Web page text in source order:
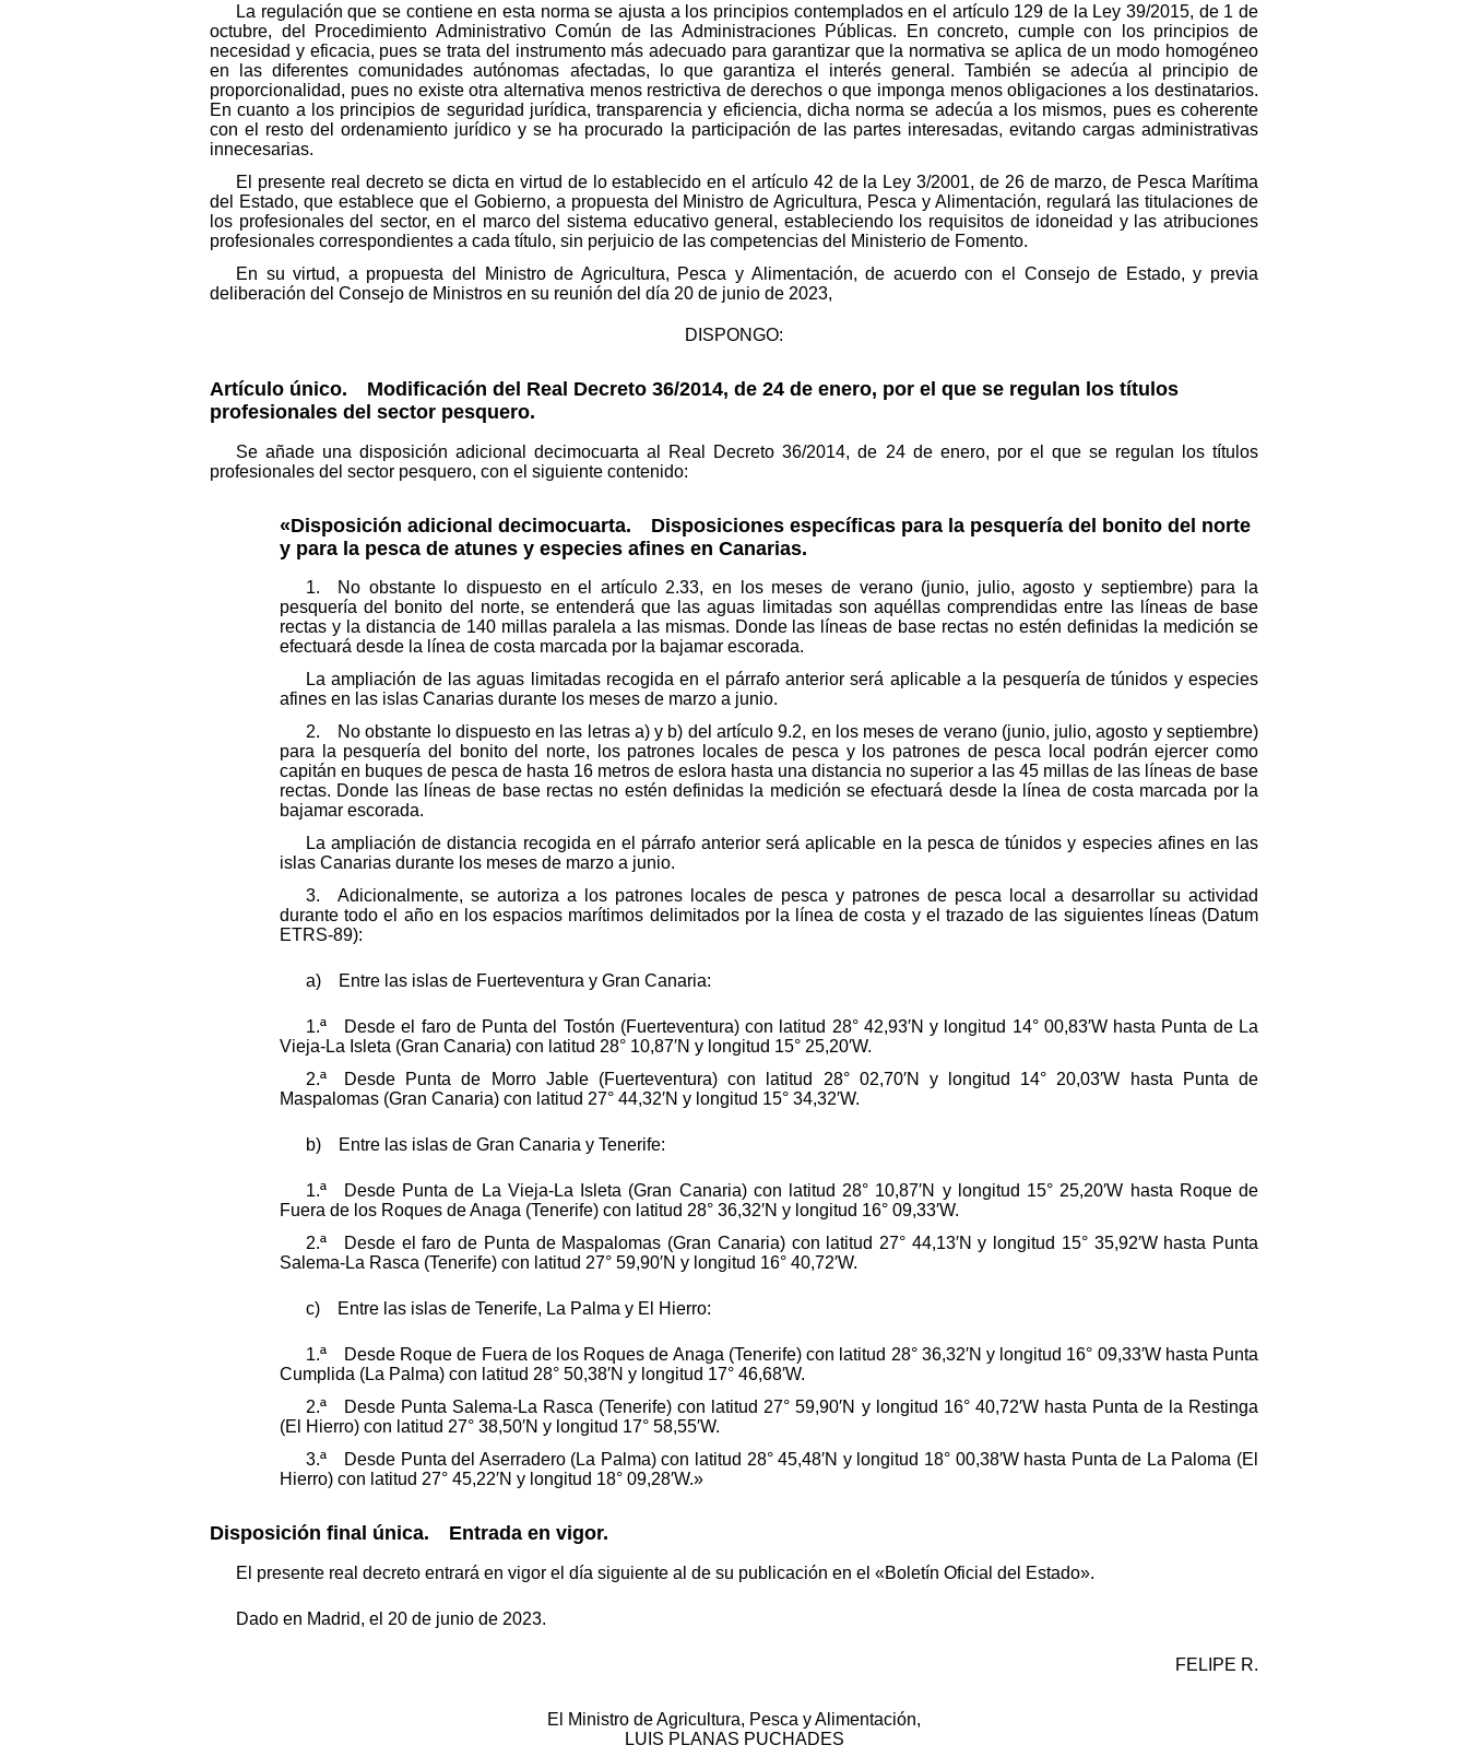
La regulación que se contiene en esta norma se ajusta a los principios contemplados en el artículo 129 de la Ley 39/2015, de 1 de
octubre, del Procedimiento Administrativo Común de las Administraciones Públicas. En concreto, cumple con los principios de
necesidad y eficacia, pues se trata del instrumento más adecuado para garantizar que la normativa se aplica de un modo homogéneo
en las diferentes comunidades autónomas afectadas, lo que garantiza el interés general. También se adecúa al principio de
proporcionalidad, pues no existe otra alternativa menos restrictiva de derechos o que imponga menos obligaciones a los destinatarios.
En cuanto a los principios de seguridad jurídica, transparencia y eficiencia, dicha norma se adecúa a los mismos, pues es coherente
con el resto del ordenamiento jurídico y se ha procurado la participación de las partes interesadas, evitando cargas administrativas
innecesarias.
El presente real decreto se dicta en virtud de lo establecido en el artículo 42 de la Ley 3/2001, de 26 de marzo, de Pesca Marítima
del Estado, que establece que el Gobierno, a propuesta del Ministro de Agricultura, Pesca y Alimentación, regulará las titulaciones de
los profesionales del sector, en el marco del sistema educativo general, estableciendo los requisitos de idoneidad y las atribuciones
profesionales correspondientes a cada título, sin perjuicio de las competencias del Ministerio de Fomento.
En su virtud, a propuesta del Ministro de Agricultura, Pesca y Alimentación, de acuerdo con el Consejo de Estado, y previa
deliberación del Consejo de Ministros en su reunión del día 20 de junio de 2023,
DISPONGO:
Artículo único. Modificación del Real Decreto 36/2014, de 24 de enero, por el que se regulan los títulos
profesionales del sector pesquero.
Se añade una disposición adicional decimocuarta al Real Decreto 36/2014, de 24 de enero, por el que se regulan los títulos
profesionales del sector pesquero, con el siguiente contenido:
«Disposición adicional decimocuarta. Disposiciones específicas para la pesquería del bonito del norte
y para la pesca de atunes y especies afines en Canarias.
1. No obstante lo dispuesto en el artículo 2.33, en los meses de verano (junio, julio, agosto y septiembre) para la
pesquería del bonito del norte, se entenderá que las aguas limitadas son aquéllas comprendidas entre las líneas de base
rectas y la distancia de 140 millas paralela a las mismas. Donde las líneas de base rectas no estén definidas la medición se
efectuará desde la línea de costa marcada por la bajamar escorada.
La ampliación de las aguas limitadas recogida en el párrafo anterior será aplicable a la pesquería de túnidos y especies
afines en las islas Canarias durante los meses de marzo a junio.
2. No obstante lo dispuesto en las letras a) y b) del artículo 9.2, en los meses de verano (junio, julio, agosto y septiembre)
para la pesquería del bonito del norte, los patrones locales de pesca y los patrones de pesca local podrán ejercer como
capitán en buques de pesca de hasta 16 metros de eslora hasta una distancia no superior a las 45 millas de las líneas de base
rectas. Donde las líneas de base rectas no estén definidas la medición se efectuará desde la línea de costa marcada por la
bajamar escorada.
La ampliación de distancia recogida en el párrafo anterior será aplicable en la pesca de túnidos y especies afines en las
islas Canarias durante los meses de marzo a junio.
3. Adicionalmente, se autoriza a los patrones locales de pesca y patrones de pesca local a desarrollar su actividad
durante todo el año en los espacios marítimos delimitados por la línea de costa y el trazado de las siguientes líneas (Datum
ETRS-89):
a) Entre las islas de Fuerteventura y Gran Canaria:
1.ª Desde el faro de Punta del Tostón (Fuerteventura) con latitud 28° 42,93′N y longitud 14° 00,83′W hasta Punta de La
Vieja-La Isleta (Gran Canaria) con latitud 28° 10,87′N y longitud 15° 25,20′W.
2.ª Desde Punta de Morro Jable (Fuerteventura) con latitud 28° 02,70′N y longitud 14° 20,03′W hasta Punta de
Maspalomas (Gran Canaria) con latitud 27° 44,32′N y longitud 15° 34,32′W.
b) Entre las islas de Gran Canaria y Tenerife:
1.ª Desde Punta de La Vieja-La Isleta (Gran Canaria) con latitud 28° 10,87′N y longitud 15° 25,20′W hasta Roque de
Fuera de los Roques de Anaga (Tenerife) con latitud 28° 36,32′N y longitud 16° 09,33′W.
2.ª Desde el faro de Punta de Maspalomas (Gran Canaria) con latitud 27° 44,13′N y longitud 15° 35,92′W hasta Punta
Salema-La Rasca (Tenerife) con latitud 27° 59,90′N y longitud 16° 40,72′W.
c) Entre las islas de Tenerife, La Palma y El Hierro:
1.ª Desde Roque de Fuera de los Roques de Anaga (Tenerife) con latitud 28° 36,32′N y longitud 16° 09,33′W hasta Punta
Cumplida (La Palma) con latitud 28° 50,38′N y longitud 17° 46,68′W.
2.ª Desde Punta Salema-La Rasca (Tenerife) con latitud 27° 59,90′N y longitud 16° 40,72′W hasta Punta de la Restinga
(El Hierro) con latitud 27° 38,50′N y longitud 17° 58,55′W.
3.ª Desde Punta del Aserradero (La Palma) con latitud 28° 45,48′N y longitud 18° 00,38′W hasta Punta de La Paloma (El
Hierro) con latitud 27° 45,22′N y longitud 18° 09,28′W.»
Disposición final única. Entrada en vigor.
El presente real decreto entrará en vigor el día siguiente al de su publicación en el «Boletín Oficial del Estado».
Dado en Madrid, el 20 de junio de 2023.
FELIPE R.
El Ministro de Agricultura, Pesca y Alimentación,
LUIS PLANAS PUCHADES